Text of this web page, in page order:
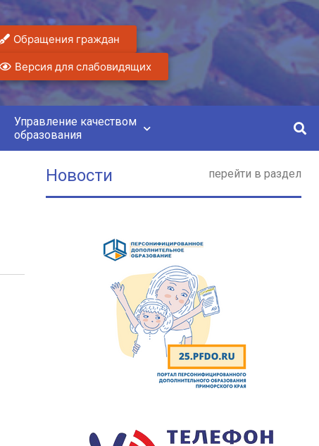
Обращения граждан
Версия для слабовидящих
Управление качеством
образования
Новости перейти в раздел